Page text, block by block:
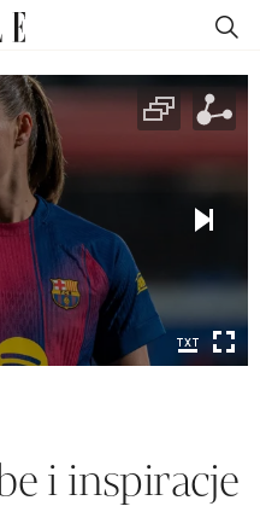
i inspiracje